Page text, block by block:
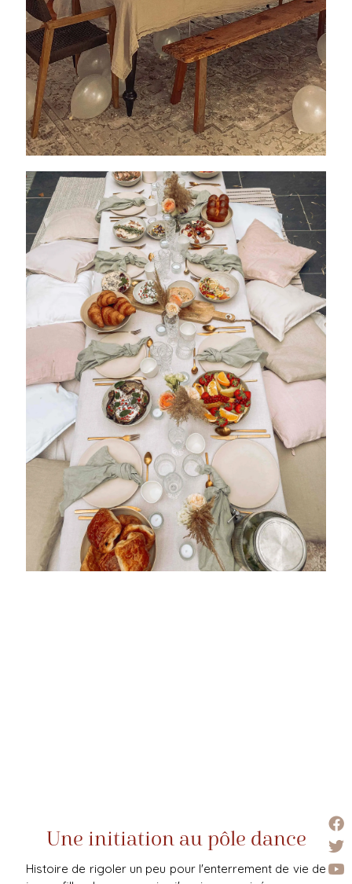
Une initiation au pôle dance
Histoire de rigoler un peu pour l'enterrement de vie de